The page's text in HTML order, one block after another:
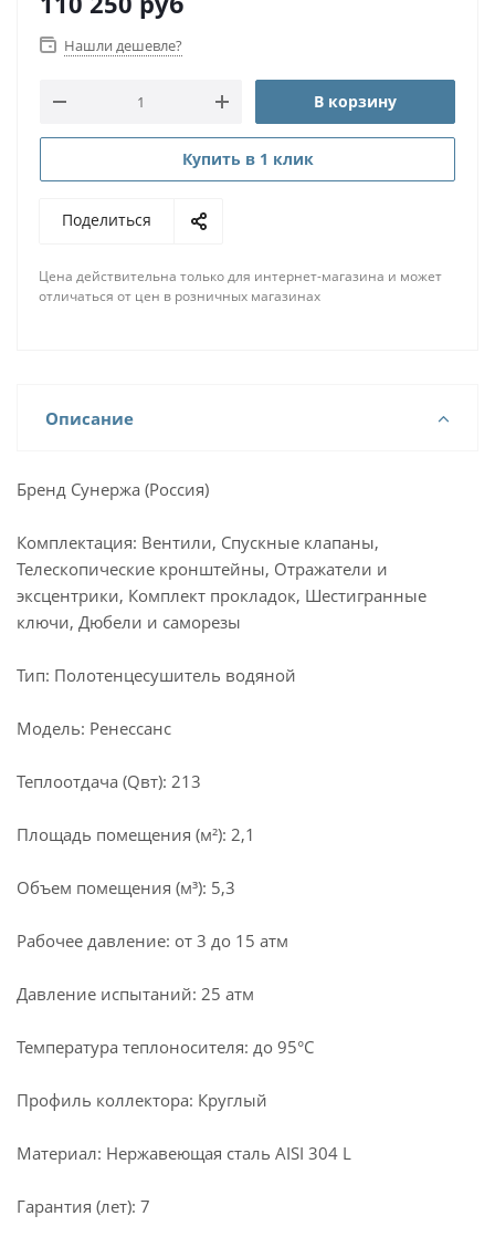
Нашли дешевле?
В корзину
Купить в 1 клик
Поделиться
Цена действительна только для интернет-магазина и может
отличаться от цен в розничных магазинах
Описание
Бренд Сунержа (Россия)
Комплектация: Вентили, Спускные клапаны,
Телескопические кронштейны, Отражатели и
эксцентрики, Комплект прокладок, Шестигранные
ключи, Дюбели и саморезы
Тип: Полотенцесушитель водяной
Модель: Ренессанс
Теплоотдача (Qвт): 213
Площадь помещения (м²): 2,1
Объем помещения (м³): 5,3
Рабочее давление: от 3 до 15 атм
Давление испытаний: 25 атм
Температура теплоносителя: до 95°С
Профиль коллектора: Круглый
Материал: Нержавеющая сталь AISI 304 L
Гарантия (лет): 7